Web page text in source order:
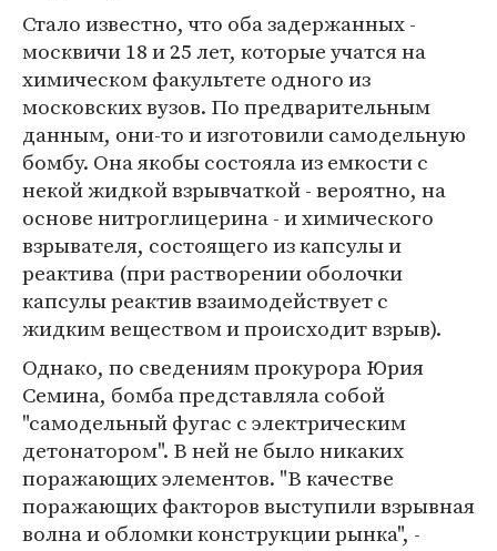
Стало известно, что оба задержанных -
москвичи 18 и 25 лет, которые учатся на
химическом факультете одного из
московских вузов. По предварительным
данным, они-то и изготовили самодельную
бомбу. Она якобы состояла из емкости с
некой жидкой взрывчаткой - вероятно, на
основе нитроглицерина - и химического
взрывателя, состоящего из капсулы и
реактива (при растворении оболочки
капсулы реактив взаимодействует с
жидким веществом и происходит взрыв).
Однако, по сведениям прокурора Юрия
Семина, бомба представляла собой
"самодельный фугас с электрическим
детонатором". В ней не было никаких
поражающих элементов. "В качестве
поражающих факторов выступили взрывная
волна и обломки конструкции рынка", -